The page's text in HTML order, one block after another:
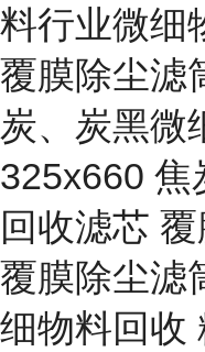
料行业微细
覆膜除尘滤
炭、炭黑微
325x660 焦
回收滤芯
覆膜除尘滤
细物料回收